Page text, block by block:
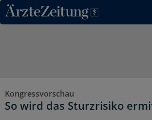
Direkt zum Inhaltsbereich
Kongressvorschau
So wird das Sturzrisiko